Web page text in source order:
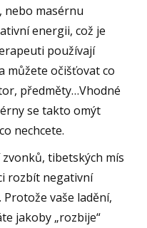
nebo masérnu
energii, což je
používají
můžete očišťovat co
předměty…Vhodné
se takto omýt
nechcete.
tibetských mís
rozbít negativní
vaše ladění,
jakoby „rozbije“